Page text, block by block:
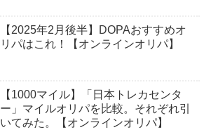
【2025年2月後半】DOPAおすすめオ
リパはこれ！【オンラインオリパ】
【1000マイル】「日本トレカセンタ
ー」マイルオリパを比較。それぞれ引
いてみた。【オンラインオリパ】